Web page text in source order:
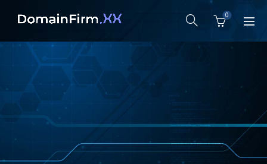
0